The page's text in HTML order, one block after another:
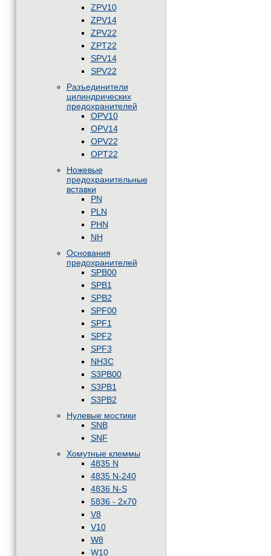
ZPV10
ZPV14
ZPV22
ZPT22
SPV14
SPV22
Разъединители
цилиндрических
предохранителей
OPV10
OPV14
OPV22
OPT22
Ножевые
предохранительные
вставки
PN
PLN
PHN
NH
Основания
предохранителей
SPB00
SPB1
SPB2
SPF00
SPF1
SPF2
SPF3
NH3C
S3PB00
S3PB1
S3PB2
Нулевые мостики
SNB
SNF
Хомутные клеммы
4835 N
4835 N-240
4836 N-S
5836 - 2x70
V8
V10
W8
W10